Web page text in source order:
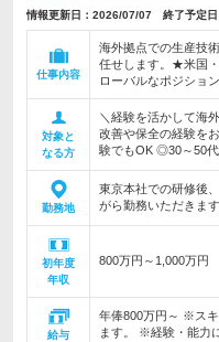
情報更新日：2026/07/07 終了予定
仕事内容
海外拠点での生産技
任せします。★米国
ローバルなポジション
対象と
なる方
＼経験を活かして海
改善や保全の経験を
験でもOK ◎30～50代
勤務地
東京本社での研修後
がら勤務いただきま
初年度
年収
800万円～1,000万円
給与
年俸800万円～ ※ス
ます。 ※経験・能力